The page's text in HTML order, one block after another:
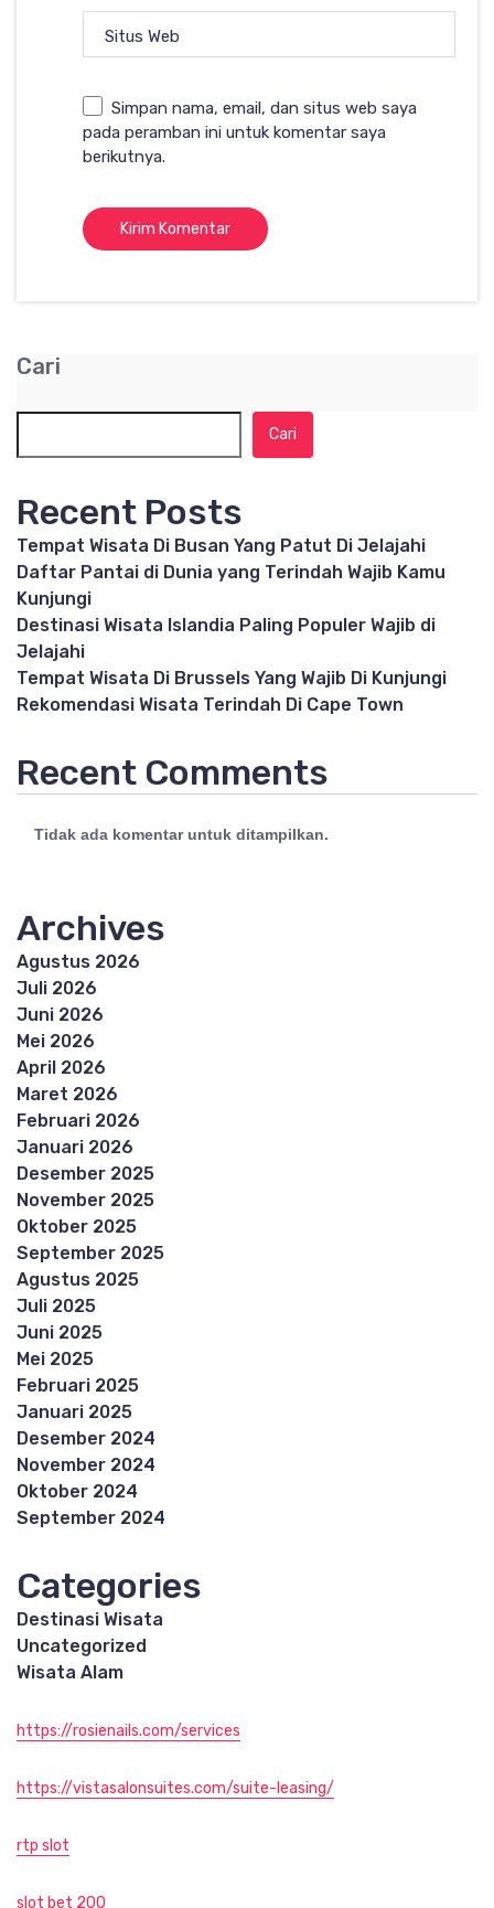
Situs Web
Simpan nama, email, dan situs web saya
pada peramban ini untuk komentar saya
berikutnya.
Cari
Cari
Recent Posts
Tempat Wisata Di Busan Yang Patut Di Jelajahi
Daftar Pantai di Dunia yang Terindah Wajib Kamu
Kunjungi
Destinasi Wisata Islandia Paling Populer Wajib di
Jelajahi
Tempat Wisata Di Brussels Yang Wajib Di Kunjungi
Rekomendasi Wisata Terindah Di Cape Town
Recent Comments
Tidak ada komentar untuk ditampilkan.
Archives
Agustus 2026
Juli 2026
Juni 2026
Mei 2026
April 2026
Maret 2026
Februari 2026
Januari 2026
Desember 2025
November 2025
Oktober 2025
September 2025
Agustus 2025
Juli 2025
Juni 2025
Mei 2025
Februari 2025
Januari 2025
Desember 2024
November 2024
Oktober 2024
September 2024
Categories
Destinasi Wisata
Uncategorized
Wisata Alam
https://rosienails.com/services
https://vistasalonsuites.com/suite-leasing/
rtp slot
slot bet 200